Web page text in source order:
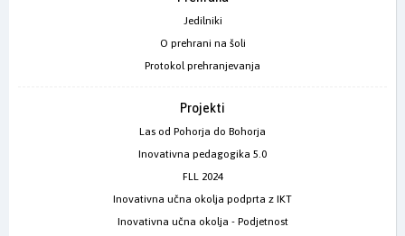
Jedilniki
O prehrani na šoli
Protokol prehranjevanja
Projekti
Las od Pohorja do Bohorja
Inovativna pedagogika 5.0
FLL 2024
Inovativna učna okolja podprta z IKT
Inovativna učna okolja - Podjetnost